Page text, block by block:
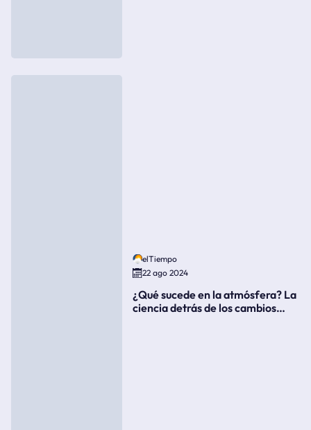
elTiempo
22 ago 2024
¿Qué sucede en la atmósfera? La
ciencia detrás de los cambios